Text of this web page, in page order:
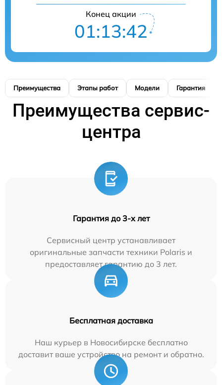
Конец акции
01:13:41
Преимущества Этапы работ Модели Гарантия
Преимущества сервис-
центра
Гарантия до 3-х лет
Сервисный центр устанавливает
оригинальные запчасти техники Polaris и
предоставляет гарантию до 3 лет.
Бесплатная доставка
Наш курьер в Новосибирске бесплатно
доставит ваше устройство на ремонт и обратно.